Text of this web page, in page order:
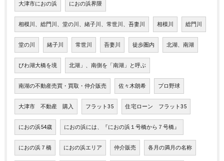
大津市におの浜 におの浜界隈
相模川、総門川、堂の川、緒子川、常世川、吾妻川 相模川 総門川
堂の川 緒子川 常世川 吾妻川 徒歩圏内 北湖、南湖
びわ湖大橋を境 北湖」、南側を「南湖」と呼ぶ
南湖の不動産売買・買取・仲介販売 佐々木朗希 プロ野球
大津市 不動産 購入 フラット35 住宅ローン フラット35
におの浜54歳 におの浜には、『におの浜１号橋から７号橋』
におの浜７橋 におの浜エリア 仲介販売 各月の満月の名称